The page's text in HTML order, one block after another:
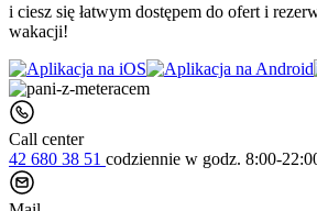
i ciesz się łatwym dostępem do ofert i
wakacji!
Call center
42 680 38 51 codziennie w godz. 8:00-